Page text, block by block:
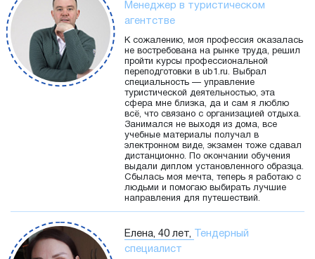
Менеджер в туристическом
агентстве
К сожалению, моя профессия оказалась
не востребована на рынке труда, решил
пройти курсы профессиональной
переподготовки в ub1.ru. Выбрал
специальность — управление
туристической деятельностью, эта
сфера мне близка, да и сам я люблю
всё, что связано с организацией отдыха.
Занимался не выходя из дома, все
учебные материалы получал в
электронном виде, экзамен тоже сдавал
дистанционно. По окончании обучения
выдали диплом установленного образца.
Сбылась моя мечта, теперь я работаю с
людьми и помогаю выбирать лучшие
направления для путешествий.
Елена, 40 лет,
Тендерный
специалист